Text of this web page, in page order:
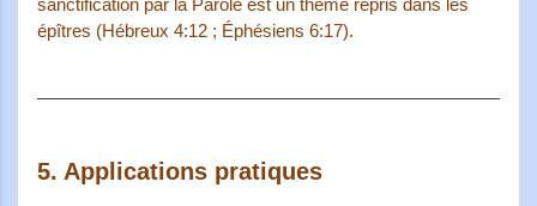
épîtres (Hébreux 4:12 ; Éphésiens 6:17).
5. Applications pratiques